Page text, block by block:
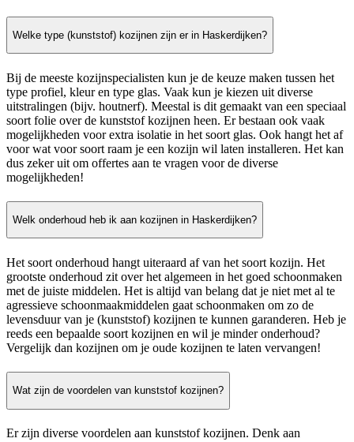
Welke type (kunststof) kozijnen zijn er in Haskerdijken?
Bij de meeste kozijnspecialisten kun je de keuze maken tussen het
type profiel, kleur en type glas. Vaak kun je kiezen uit diverse
uitstralingen (bijv. houtnerf). Meestal is dit gemaakt van een speciaal
soort folie over de kunststof kozijnen heen. Er bestaan ook vaak
mogelijkheden voor extra isolatie in het soort glas. Ook hangt het af
voor wat voor soort raam je een kozijn wil laten installeren. Het kan
dus zeker uit om offertes aan te vragen voor de diverse
mogelijkheden!
Welk onderhoud heb ik aan kozijnen in Haskerdijken?
Het soort onderhoud hangt uiteraard af van het soort kozijn. Het
grootste onderhoud zit over het algemeen in het goed schoonmaken
met de juiste middelen. Het is altijd van belang dat je niet met al te
agressieve schoonmaakmiddelen gaat schoonmaken om zo de
levensduur van je (kunststof) kozijnen te kunnen garanderen. Heb je
reeds een bepaalde soort kozijnen en wil je minder onderhoud?
Vergelijk dan kozijnen om je oude kozijnen te laten vervangen!
Wat zijn de voordelen van kunststof kozijnen?
Er zijn diverse voordelen aan kunststof kozijnen. Denk aan